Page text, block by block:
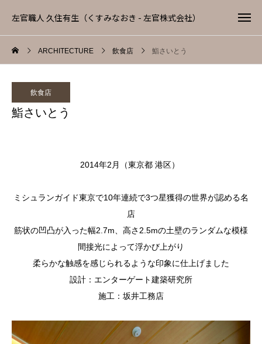
左官職人 久住有生（くすみなおき - 左官株式会社）
ARCHITECTURE 飲食店 鮨さいとう
飲食店
鮨さいとう
2014年2月（東京都 港区）
ミシュランガイド東京で10年連続で3つ星獲得の世界が認める名
店
筋状の凹凸が入った幅2.7m、高さ2.5mの土壁のランダムな模様
間接光によって浮かび上がり
柔らかな触感を感じられるような印象に仕上げました
設計：エンターゲート建築研究所
施工：坂井工務店